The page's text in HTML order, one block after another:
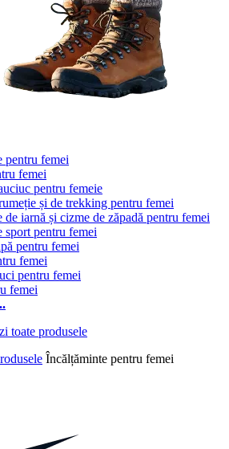
pentru femei
femei
pentru femeie
și de trekking pentru femei
de iarnă și cizme de zăpadă pentru femei
sport pentru femei
pentru femei
femei
pentru femei
femei
Încălțăminte pentru femei